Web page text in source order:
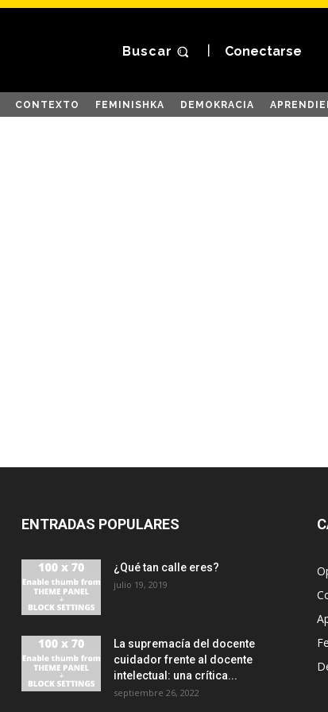
Buscar Conectarse
CONTEXTO FEMINISHKA DEMOKRACIA
ENTRADAS POPULARES
¿Qué tan calle eres?
julio 19, 2019
La supremacía del docente
cuidador frente al docente
intelectual: una crítica...
septiembre 26, 2022